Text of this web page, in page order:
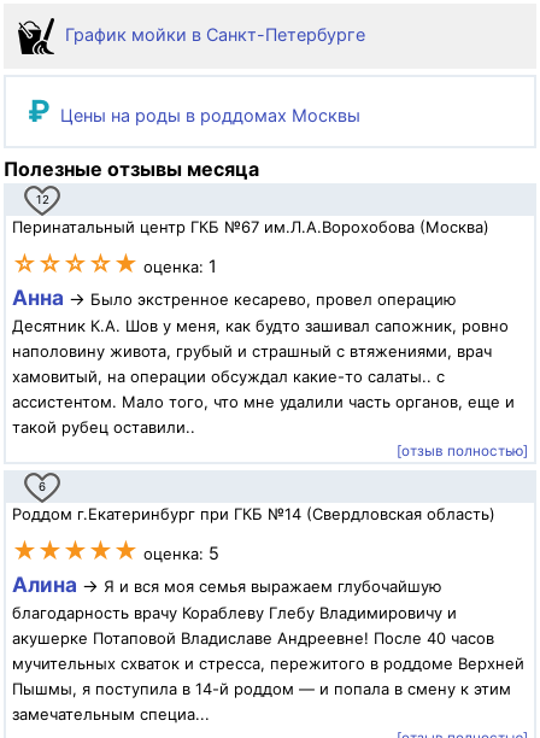
График мойки в Санкт-Петербурге
₽ Цены на роды в роддомах Москвы
Полезные отзывы месяца
12
Перинатальный центр ГКБ №67 им.Л.А.Ворохобова (Москва)
☆☆☆☆★ оценка: 1
Анна → Было экстренное кесарево, провел операцию
Десятник К.А. Шов у меня, как будто зашивал сапожник, ровно
наполовину живота, грубый и страшный с втяжениями, врач
хамовитый, на операции обсуждал какие-то салаты.. с
ассистентом. Мало того, что мне удалили часть органов, еще и
такой рубец оставили..
[отзыв полностью]
6
Роддом г.Екатеринбург при ГКБ №14 (Свердловская область)
★★★★★ оценка: 5
Алина → Я и вся моя семья выражаем глубочайшую
благодарность врачу Кораблеву Глебу Владимировичу и
акушерке Потаповой Владиславе Андреевне! После 40 часов
мучительных схваток и стресса, пережитого в роддоме Верхней
Пышмы, я поступила в 14-й роддом — и попала в смену к этим
замечательным специа...